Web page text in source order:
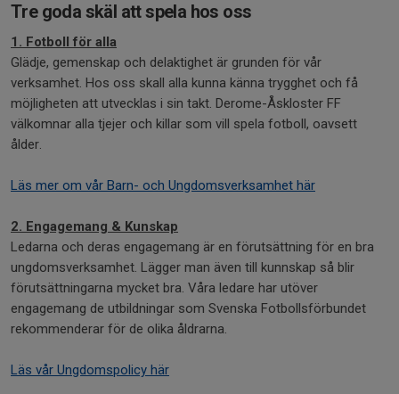
Tre goda skäl att spela hos oss
1. Fotboll för alla
Glädje, gemenskap och delaktighet är grunden för vår
verksamhet. Hos oss skall alla kunna känna trygghet och få
möjligheten att utvecklas i sin takt. Derome-Åskloster FF
välkomnar alla tjejer och killar som vill spela fotboll, oavsett
ålder.
Läs mer om vår Barn- och Ungdomsverksamhet här
2. Engagemang & Kunskap
Ledarna och deras engagemang är en förutsättning för en bra
ungdomsverksamhet. Lägger man även till kunnskap så blir
förutsättningarna mycket bra. Våra ledare har utöver
engagemang de utbildningar som Svenska Fotbollsförbundet
rekommenderar för de olika åldrarna.
Läs vår Ungdomspolicy här